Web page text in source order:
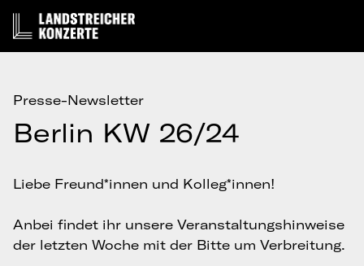
Presse-Newsletter
Berlin KW 26/24
Liebe Freund*innen und Kolleg*innen!
Anbei findet ihr unsere Veranstaltungshinweise
der letzten Woche mit der Bitte um Verbreitung.